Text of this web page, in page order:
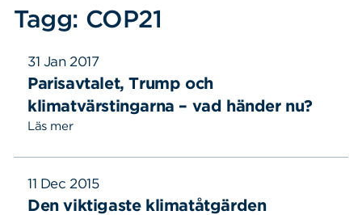
Tagg: COP21
31 Jan 2017
Parisavtalet, Trump och
klimatvärstingarna – vad händer nu?
Läs mer
11 Dec 2015
Den viktigaste klimatåtgärden